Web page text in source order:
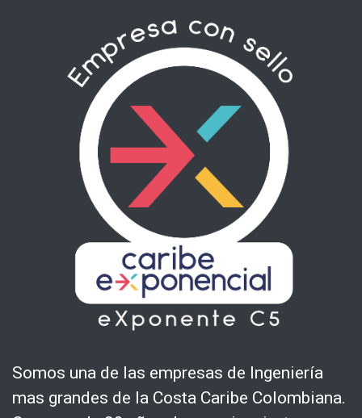
Somos una de las empresas de Ingeniería
mas grandes de la Costa Caribe Colombiana.